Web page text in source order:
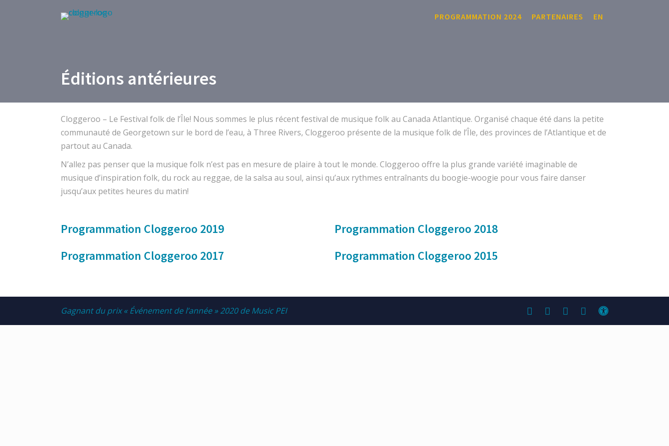
PROGRAMMATION 2024 PARTENAIRES EN
Éditions antérieures
Cloggeroo – Le Festival folk de l’Île! Nous sommes le plus récent festival de musique folk au Canada Atlantique. Organisé chaque été dans la petite
communauté de Georgetown sur le bord de l’eau, à Three Rivers, Cloggeroo présente de la musique folk de l’Île, des provinces de l’Atlantique et de
partout au Canada.
N’allez pas penser que la musique folk n’est pas en mesure de plaire à tout le monde. Cloggeroo offre la plus grande variété imaginable de
musique d’inspiration folk, du rock au reggae, de la salsa au soul, ainsi qu’aux rythmes entraînants du boogie-woogie pour vous faire danser
jusqu’aux petites heures du matin!
Programmation Cloggeroo 2019
Programmation Cloggeroo 2017
Programmation Cloggeroo 2018
Programmation Cloggeroo 2015
Gagnant du prix « Événement de l’année » 2020 de Music PEI